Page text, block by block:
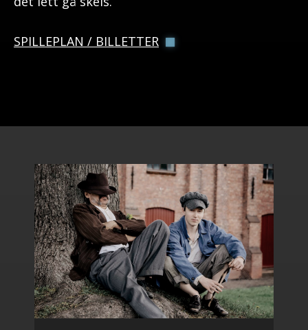
SPILLEPLAN / BILLETTER